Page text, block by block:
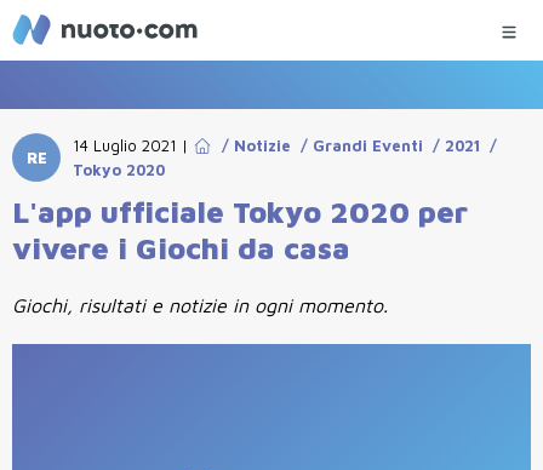
RE
14 Luglio 2021 | / Notizie / Grandi Eventi / 2021 /
Tokyo 2020
L'app ufficiale Tokyo 2020 per
vivere i Giochi da casa
Giochi, risultati e notizie in ogni momento.